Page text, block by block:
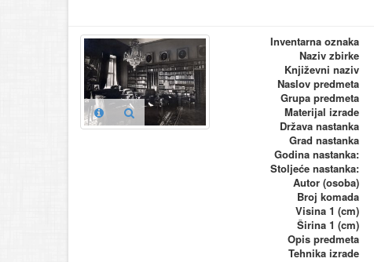
Inventarna oznaka
Naziv zbirke
Književni naziv
Naslov predmeta
Grupa predmeta
Materijal izrade
Država nastanka
Grad nastanka
Godina nastanka:
Stoljeće nastanka:
Autor (osoba)
Broj komada
Visina 1 (cm)
Širina 1 (cm)
Opis predmeta
Tehnika izrade